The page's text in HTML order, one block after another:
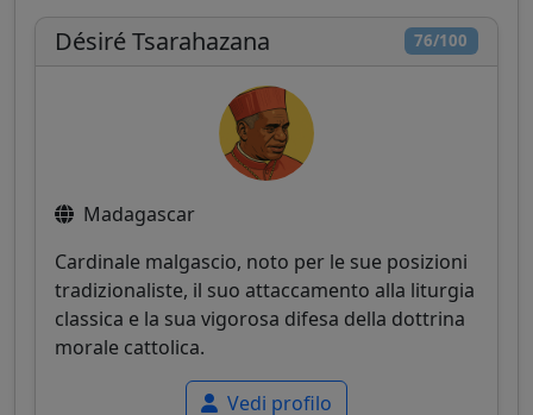
76/100
Désiré Tsarahazana
Madagascar
Cardinale malgascio, noto per le sue posizioni
tradizionaliste, il suo attaccamento alla liturgia
classica e la sua vigorosa difesa della dottrina
morale cattolica.
Vedi profilo